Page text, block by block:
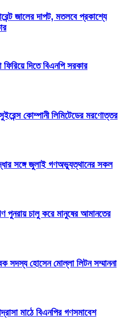
জালের দাপট, মতলবে প্রকাশ্যে
ফিরিয়ে দিতে বিএনপি সরকার
কোম্পানী লিমিটেডের মরণোত্তর
সঙ্গে জুলাই গণঅভ্যুত্থানের সকল
পুনরায় চালু করে মানুষের আমানতের
সদস্য হোসেন মোল্লা লিটন সম্মাননা
মাঠে বিএনপির গণসমাবেশ